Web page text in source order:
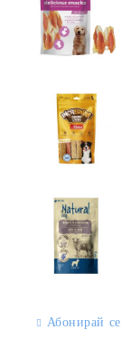
Абонирай се